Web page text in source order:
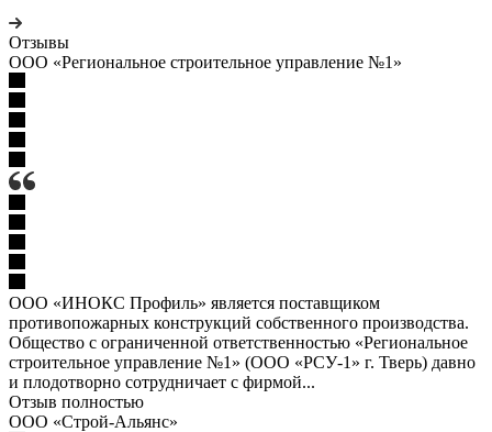
Отзывы
ООО «Региональное строительное управление №1»
ООО «ИНОКС Профиль» является поставщиком
противопожарных конструкций собственного производства.
Общество с ограниченной ответственностью «Региональное
строительное управление №1» (ООО «РСУ-1» г. Тверь) давно
и плодотворно сотрудничает с фирмой...
Отзыв полностью
ООО «Строй-Альянс»